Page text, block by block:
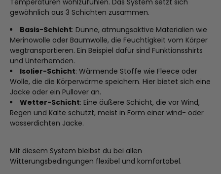
gewöhnlich aus 3 Schichten zusammen.
Basis-Schicht: Dünne, atmungsaktive Materialien wie
Merinowolle oder Baumwolle, die Feuchtigkeit vom Körper
wegtransportieren. Ein Beispiel dafür sind Funktionsshirts
und Unterhemden.
Isolier-Schicht: Wärmende Stoffe wie Fleece oder
Wolle, die die Körperwärme speichern. Hier bietet sich eine
Jacke oder ein Pullover an.
Wetter-Schicht: Eine äußere Schicht, die vor Wind,
Regen und Kälte schützt, meist in Form einer wind- oder
wasserdichten Jacke.
Mit diesem System bleibst du bei allen
Witterungsbedingungen flexibel und komfortabel.